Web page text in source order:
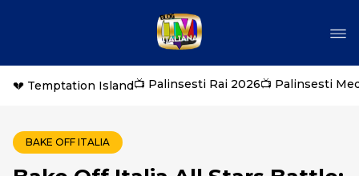
💔 Temptation Island📺 Palinsesti Rai 2026📺 Palinsesti
BAKE OFF ITALIA